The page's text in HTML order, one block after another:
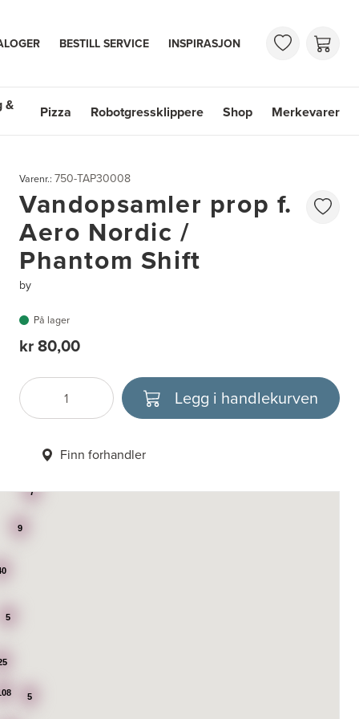
BESTILL SERVICE INSPIRASJON
& Pizza Robotgressklippere Shop Merkevarer
Varenr.: 750-TAP30008
Vandopsamler prop f.
Aero Nordic /
Phantom Shift
by
På lager
kr 80,00
Antall
Velg enhet Legg i handlekurven
Finn forhandler
7
9
5
5